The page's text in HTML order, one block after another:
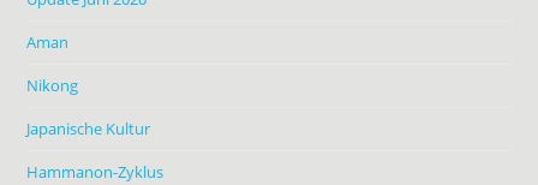
Aman
Nikong
Japanische Kultur
Hammanon-Zyklus